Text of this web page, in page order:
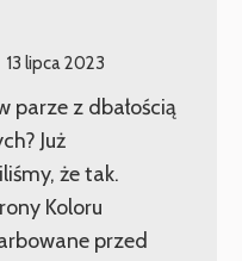
13 lipca 2023
parze z dbałością
Już
że tak.
Koloru
przed